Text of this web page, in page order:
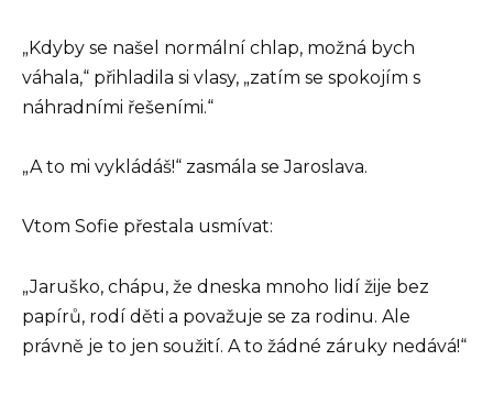
„Kdyby se našel normální chlap, možná bych
váhala,“ přihladila si vlasy, „zatím se spokojím s
náhradními řešeními.“
„A to mi vykládáš!“ zasmála se Jaroslava.
Vtom Sofie přestala usmívat:
„Jaruško, chápu, že dneska mnoho lidí žije bez
papírů, rodí děti a považuje se za rodinu. Ale
právně je to jen soužití. A to žádné záruky nedává!“